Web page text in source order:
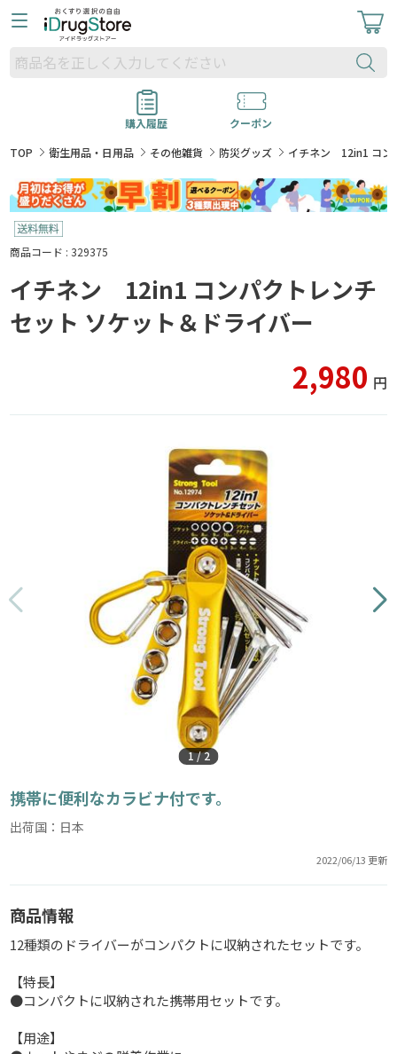
購入履歴
クーポン
TOP
衛生用品・日用品 その他雑貨 防災グッズ イチネン 12in1 コン
商品コード : 329375
イチネン 12in1 コンパクトレンチ
セット ソケット＆ドライバー
2,980 円
1/2
携帯に便利なカラビナ付です。
出荷国：日本
2022/06/13 更新
商品情報
12種類のドライバーがコンパクトに収納されたセットです。
【特長】
●コンパクトに収納された携帯用セットです。
【用途】